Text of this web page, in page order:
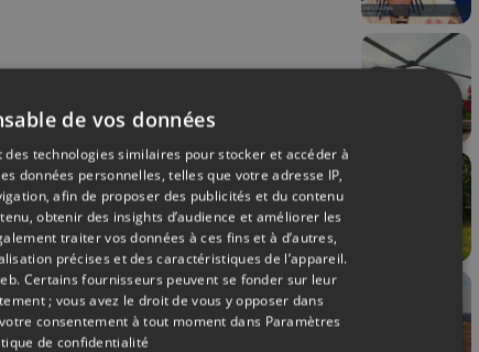
de vos données
technologies similaires pour stocker et accéder à
données personnelles, telles que votre adresse IP,
afin de proposer des publicités et du contenu
obtenir des insights d’audience et améliorer les
traiter vos données à ces fins et à d’autres,
précises et des caractéristiques de l’appareil.
Certains fournisseurs peuvent se fonder sur leur
; vous avez le droit de vous y opposer dans
consentement à tout moment dans Paramètres
de confidentialité